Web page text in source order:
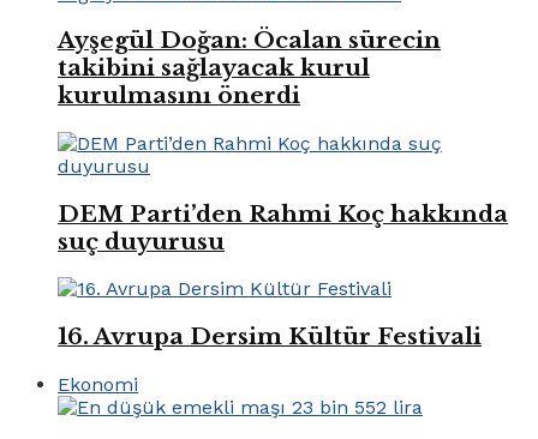
Ayşegül Doğan: Öcalan sürecin
takibini sağlayacak kurul
kurulmasını önerdi
DEM Parti’den Rahmi Koç hakkında
suç duyurusu
16. Avrupa Dersim Kültür Festivali
Ekonomi